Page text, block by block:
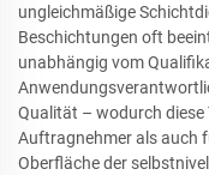
ungleichmäßige
Beschichtungen oft
unabhängig vom
Qualität – wodurch
Auftragnehmer als auch
Oberfläche der